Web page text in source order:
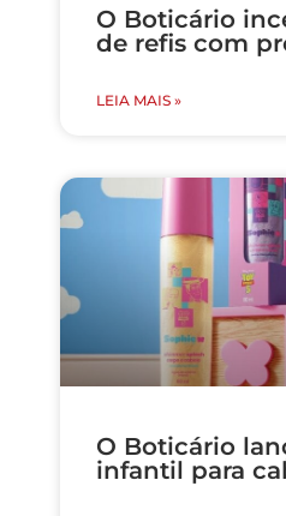
O Boticário
de refis com
LEIA MAIS »
O Boticário
infantil para